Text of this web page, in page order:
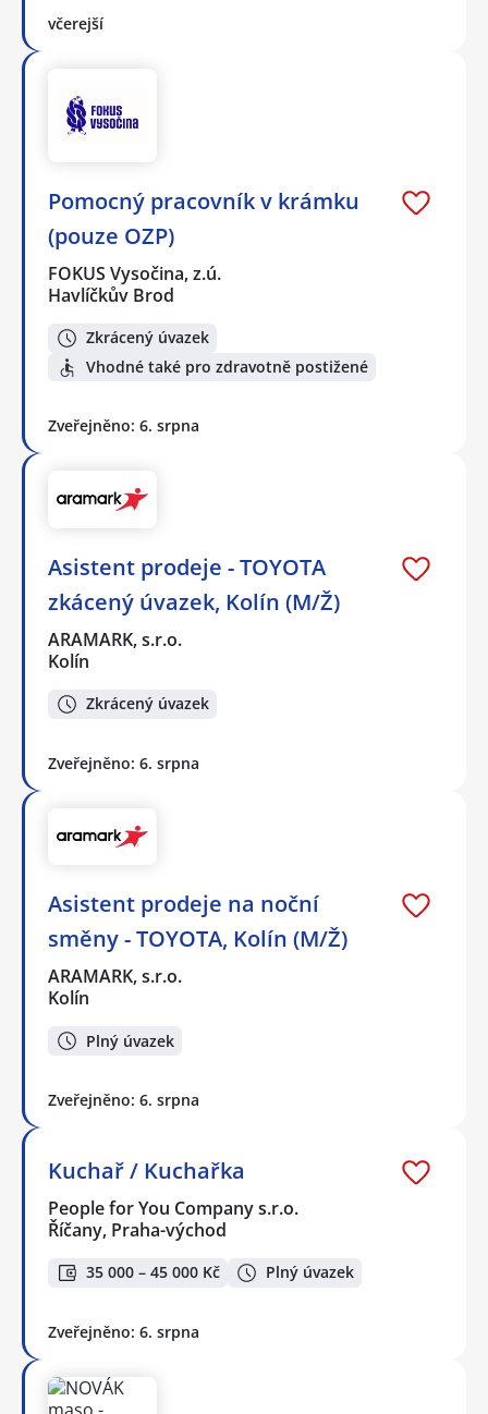
včerejší
Pomocný pracovník v krámku
(pouze OZP)
FOKUS Vysočina, z.ú.
Havlíčkův Brod
Zkrácený úvazek
Vhodné také pro zdravotně postižené
Zveřejněno: 6. srpna
Asistent prodeje - TOYOTA
zkácený úvazek, Kolín (M/Ž)
ARAMARK, s.r.o.
Kolín
Zkrácený úvazek
Zveřejněno: 6. srpna
Asistent prodeje na noční
směny - TOYOTA, Kolín (M/Ž)
ARAMARK, s.r.o.
Kolín
Plný úvazek
Zveřejněno: 6. srpna
Kuchař / Kuchařka
People for You Company s.r.o.
Říčany, Praha-východ
35 000 – 45 000 Kč Plný úvazek
Zveřejněno: 6. srpna